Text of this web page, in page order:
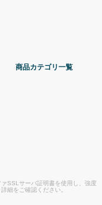
商品カテゴリ一覧
SSLサーバ証明書を使用し、強度
詳細をご確認ください。